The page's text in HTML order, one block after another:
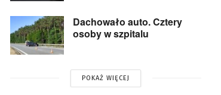
Dachowało auto. Cztery
osoby w szpitalu
POKAŻ WIĘCEJ